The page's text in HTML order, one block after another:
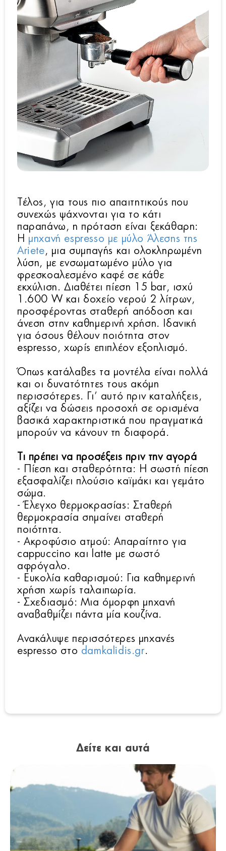
Τέλος, για τους πιο απαιτητικούς που
συνεχώς ψάχνονται για το κάτι
παραπάνω, η πρόταση είναι ξεκάθαρη:
Η μηχανή espresso με μύλο Άλεσης της
Ariete, μια συμπαγής και ολοκληρωμένη
λύση, με ενσωματωμένο μύλο για
φρεσκοαλεσμένο καφέ σε κάθε
εκχύλιση. Διαθέτει πίεση 15 bar, ισχύ
1.600 W και δοχείο νερού 2 λίτρων,
προσφέροντας σταθερή απόδοση και
άνεση στην καθημερινή χρήση. Ιδανική
για όσους θέλουν ποιότητα στον
espresso, χωρίς επιπλέον εξοπλισμό.
Όπως κατάλαβες τα μοντέλα είναι πολλά
και οι δυνατότητες τους ακόμη
περισσότερες. Γι’ αυτό πριν καταλήξεις,
αξίζει να δώσεις προσοχή σε ορισμένα
βασικά χαρακτηριστικά που πραγματικά
μπορούν να κάνουν τη διαφορά.
Τι πρέπει να προσέξεις πριν την αγορά
- Πίεση και σταθερότητα: Η σωστή πίεση
εξασφαλίζει πλούσιο καϊμάκι και γεμάτο
σώμα.
- Έλεγχο θερμοκρασίας: Σταθερή
θερμοκρασία σημαίνει σταθερή
ποιότητα.
- Ακροφύσιο ατμού: Απαραίτητο για
cappuccino και latte με σωστό
αφρόγαλο.
- Ευκολία καθαρισμού: Για καθημερινή
χρήση χωρίς ταλαιπωρία.
- Σχεδιασμό: Μια όμορφη μηχανή
αναβαθμίζει πάντα μία κουζίνα.
Ανακάλυψε περισσότερες μηχανές
espresso στο damkalidis.gr.
Δείτε και αυτά